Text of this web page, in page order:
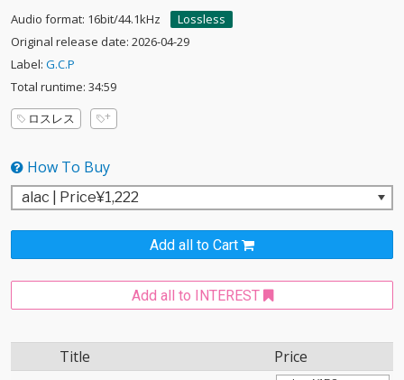
Audio format: 16bit/44.1kHz
Lossless
Original release date: 2026-04-29
Label: G.C.P
Total runtime: 34:59
ロスレス
How To Buy
Add all to Cart
Add all to INTEREST
Title Price